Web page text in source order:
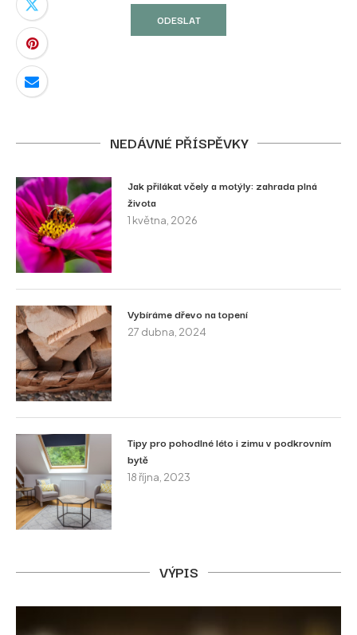
NEDÁVNÉ PŘÍSPĚVKY
Jak přilákat včely a motýly: zahrada plná
života
1 května, 2026
Vybíráme dřevo na topení
27 dubna, 2024
Tipy pro pohodlné léto i zimu v podkrovním
bytě
18 října, 2023
VÝPIS